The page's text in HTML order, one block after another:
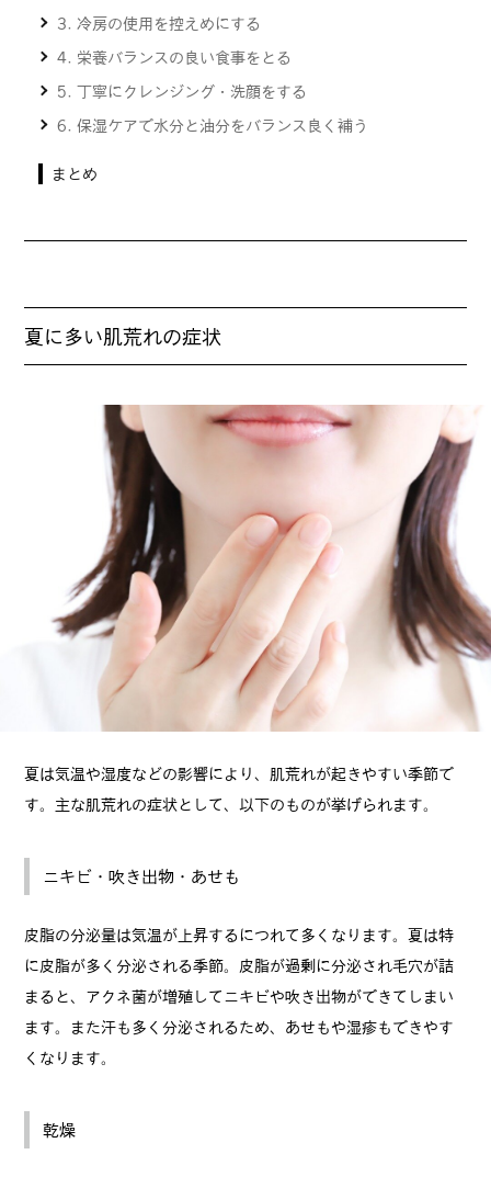
3. 冷房の使用を控えめにする
4. 栄養バランスの良い食事をとる
5. 丁寧にクレンジング・洗顔をする
6. 保湿ケアで水分と油分をバランス良く補う
まとめ
夏に多い肌荒れの症状
夏は気温や湿度などの影響により、肌荒れが起きやすい季節で
す。主な肌荒れの症状として、以下のものが挙げられます。
ニキビ・吹き出物・あせも
皮脂の分泌量は気温が上昇するにつれて多くなります。夏は特
に皮脂が多く分泌される季節。皮脂が過剰に分泌され毛穴が詰
まると、アクネ菌が増殖してニキビや吹き出物ができてしまい
ます。また汗も多く分泌されるため、あせもや湿疹もできやす
くなります。
乾燥